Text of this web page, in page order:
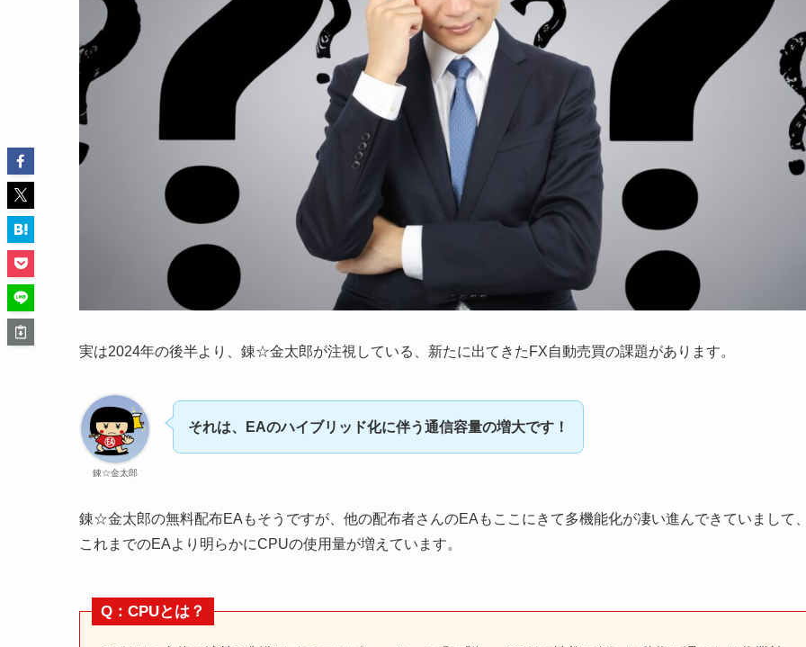
実は2024年の後半より、錬☆金太郎が注視している、新たに出てきたFX自動売買の課題があります。
錬☆金太郎
それは、EAのハイブリッド化に伴う通信容量の増大です！
錬☆金太郎の無料配布EAもそうですが、他の配布者さんのEAもここにきて多機能化が凄い進んできていまして
これまでのEAより明らかにCPUの使用量が増えています。
Q：CPUとは？